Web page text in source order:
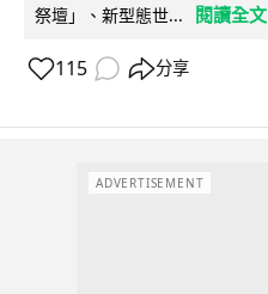
祭壇」、新型態世...
閱讀全文
115 分享
ADVERTISEMENT